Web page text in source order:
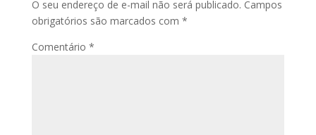
O seu endereço de e-mail não será publicado. Campos
obrigatórios são marcados com *
Comentário *